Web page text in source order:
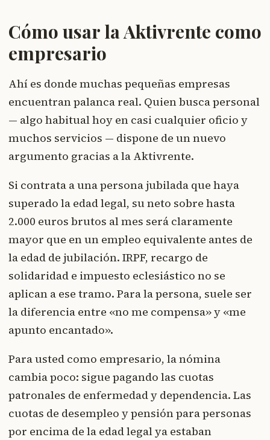
Cómo usar la Aktivrente como
empresario
Ahí es donde muchas pequeñas empresas
encuentran palanca real. Quien busca personal
— algo habitual hoy en casi cualquier oficio y
muchos servicios — dispone de un nuevo
argumento gracias a la Aktivrente.
Si contrata a una persona jubilada que haya
superado la edad legal, su neto sobre hasta
2.000 euros brutos al mes será claramente
mayor que en un empleo equivalente antes de
la edad de jubilación. IRPF, recargo de
solidaridad e impuesto eclesiástico no se
aplican a ese tramo. Para la persona, suele ser
la diferencia entre «no me compensa» y «me
apunto encantado».
Para usted como empresario, la nómina
cambia poco: sigue pagando las cuotas
patronales de enfermedad y dependencia. Las
cuotas de desempleo y pensión para personas
por encima de la edad legal ya estaban